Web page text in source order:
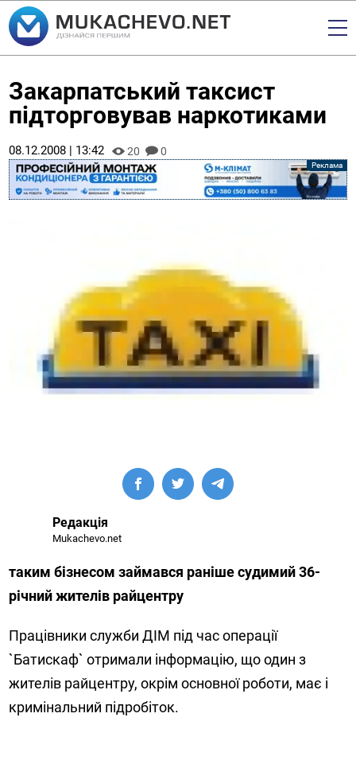
Закарпатський таксист
підторговував наркотиками
08.12.2008 | 13:42 20 0
Редакція
Mukachevo.net
таким бізнесом займався раніше судимий 36-
річний жителів райцентру
Працівники служби ДІМ під час операції
`Батискаф` отримали інформацію, що один з
жителів райцентру, окрім основної роботи, має і
кримінальний підробіток.